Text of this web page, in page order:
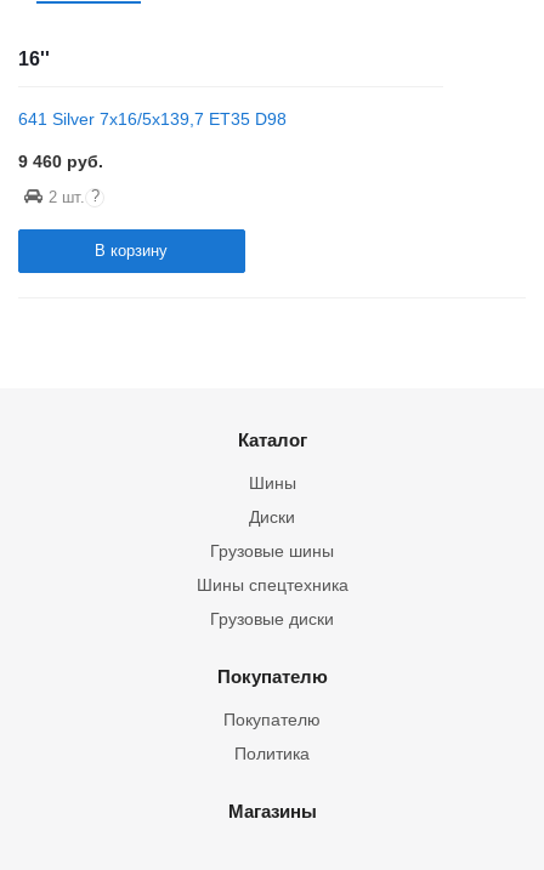
16''
641 Silver 7x16/5x139,7 ET35 D98
9 460 руб.
2 шт. ?
В корзину
Каталог
Шины
Грузовые шины
Шины спецтехника
Диски
Грузовые диски
Покупателю
Покупателю
Политика
Магазины